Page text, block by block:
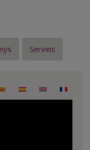
Serveis